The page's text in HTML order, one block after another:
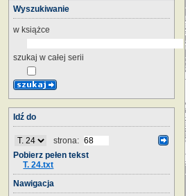
Wyszukiwanie
w książce
szukaj w całej serii
Idź do
strona:
Pobierz pełen tekst
T. 24.txt
Nawigacja